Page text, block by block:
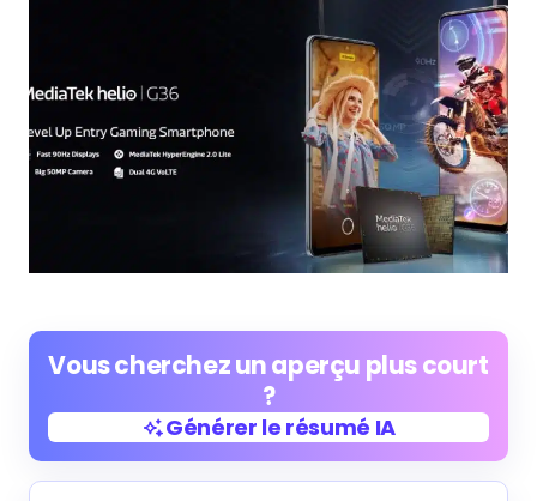
Vous cherchez un aperçu plus court
?
Générer le résumé IA